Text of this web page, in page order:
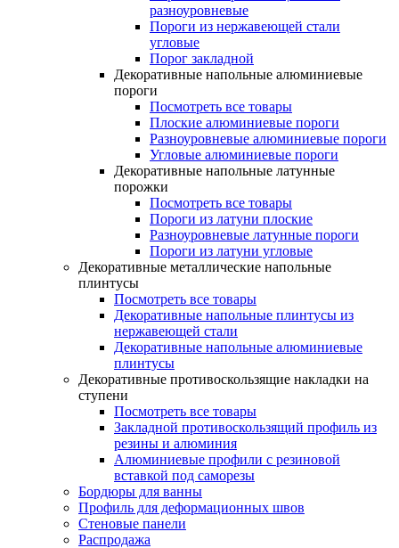
разноуровневые
Пороги из нержавеющей стали
угловые
Порог закладной
Декоративные напольные алюминиевые
пороги
Посмотреть все товары
Плоские алюминиевые пороги
Разноуровневые алюминиевые пороги
Угловые алюминиевые пороги
Декоративные напольные латунные
порожки
Посмотреть все товары
Пороги из латуни плоские
Разноуровневые латунные пороги
Пороги из латуни угловые
Декоративные металлические напольные
плинтусы
Посмотреть все товары
Декоративные напольные плинтусы из
нержавеющей стали
Декоративные напольные алюминиевые
плинтусы
Декоративные противоскользящие накладки на
ступени
Посмотреть все товары
Закладной противоскользящий профиль из
резины и алюминия
Алюминиевые профили с резиновой
вставкой под саморезы
Бордюры для ванны
Профиль для деформационных швов
Стеновые панели
Распродажа